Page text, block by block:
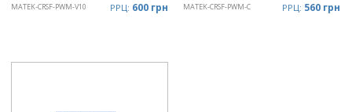
MATEK-CRSF-PWM-V10 РРЦ: 600 грн MATEK-CRSF-PWM-C РРЦ: 560 грн